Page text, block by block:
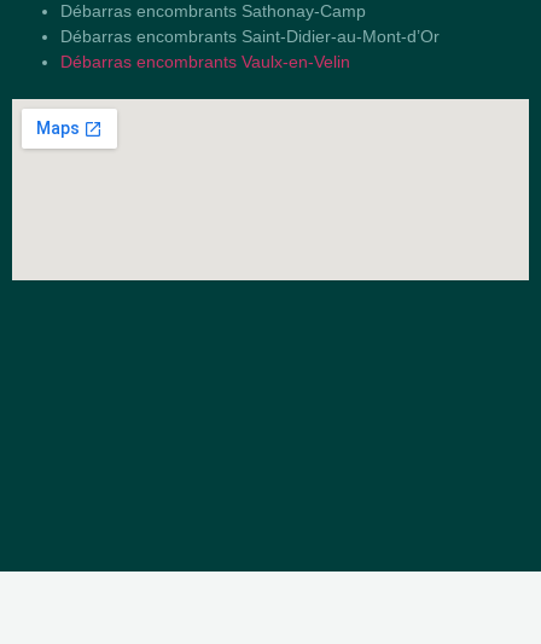
Débarras encombrants Sathonay-Camp
Débarras encombrants Saint-Didier-au-Mont-d’Or
Débarras encombrants Vaulx-en-Velin